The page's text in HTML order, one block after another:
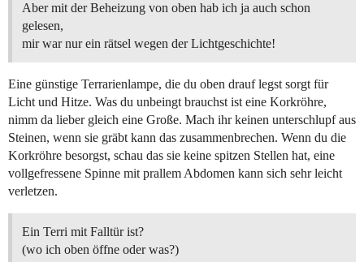
Aber mit der Beheizung von oben hab ich ja auch schon
gelesen,
mir war nur ein rätsel wegen der Lichtgeschichte!
Eine günstige Terrarienlampe, die du oben drauf legst sorgt für
Licht und Hitze. Was du unbeingt brauchst ist eine Korkröhre,
nimm da lieber gleich eine Große. Mach ihr keinen unterschlupf aus
Steinen, wenn sie gräbt kann das zusammenbrechen. Wenn du die
Korkröhre besorgst, schau das sie keine spitzen Stellen hat, eine
vollgefressene Spinne mit prallem Abdomen kann sich sehr leicht
verletzen.
Ein Terri mit Falltür ist?
(wo ich oben öffne oder was?)